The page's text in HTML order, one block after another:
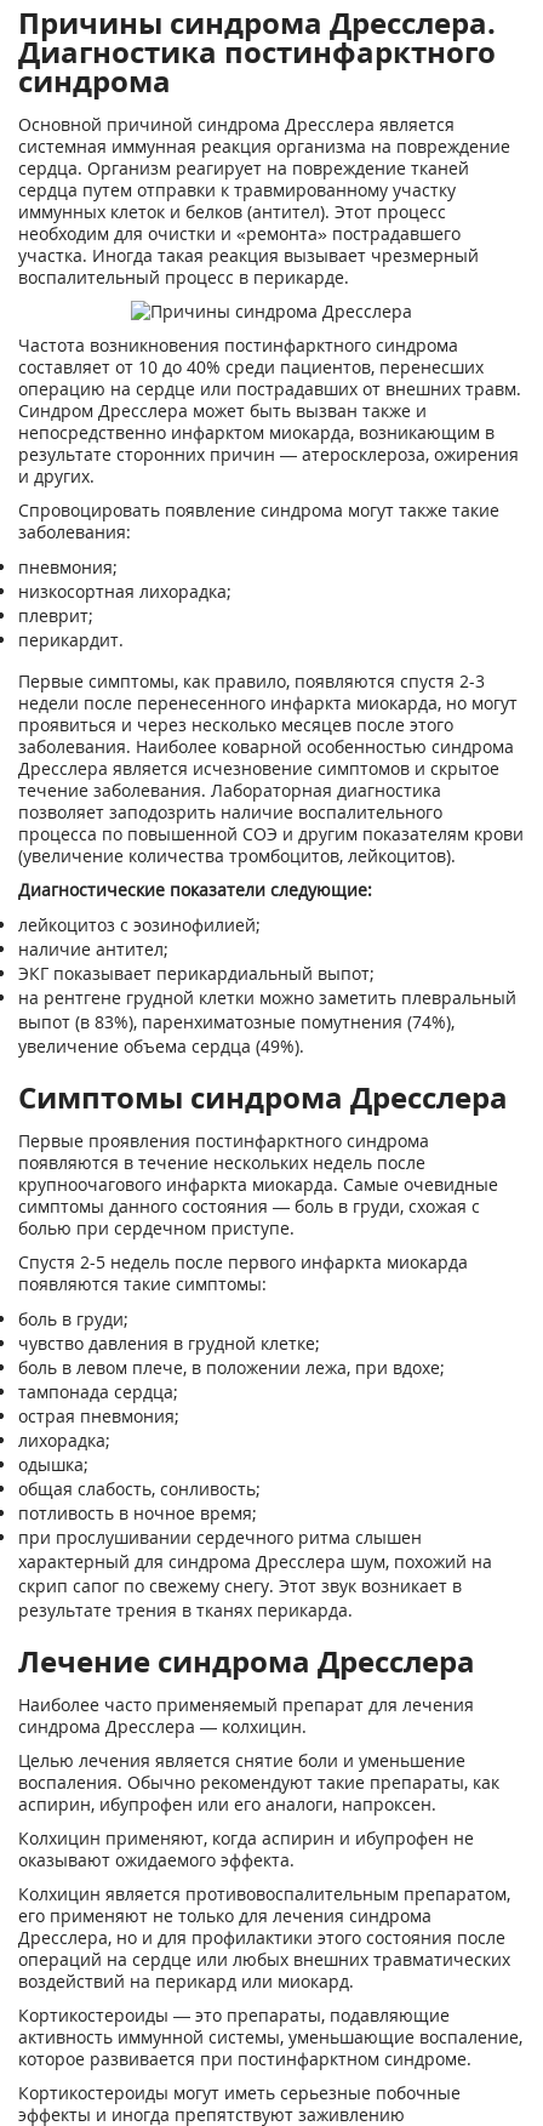
Причины синдрома Дресслера.
Диагностика постинфарктного
синдрома
Основной причиной синдрома Дресслера является
системная иммунная реакция организма на повреждение
сердца. Организм реагирует на повреждение тканей
сердца путем отправки к травмированному участку
иммунных клеток и белков (антител). Этот процесс
необходим для очистки и «ремонта» пострадавшего
участка. Иногда такая реакция вызывает чрезмерный
воспалительный процесс в перикарде.
Частота возникновения постинфарктного синдрома
составляет от 10 до 40% среди пациентов, перенесших
операцию на сердце или пострадавших от внешних травм.
Синдром Дресслера может быть вызван также и
непосредственно инфарктом миокарда, возникающим в
результате сторонних причин — атеросклероза, ожирения
и других.
Спровоцировать появление синдрома могут также такие
заболевания:
пневмония;
низкосортная лихорадка;
плеврит;
перикардит.
Первые симптомы, как правило, появляются спустя 2-3
недели после перенесенного инфаркта миокарда, но могут
проявиться и через несколько месяцев после этого
заболевания. Наиболее коварной особенностью синдрома
Дресслера является исчезновение симптомов и скрытое
течение заболевания. Лабораторная диагностика
позволяет заподозрить наличие воспалительного
процесса по повышенной СОЭ и другим показателям крови
(увеличение количества тромбоцитов, лейкоцитов).
Диагностические показатели следующие:
лейкоцитоз с эозинофилией;
наличие антител;
ЭКГ показывает перикардиальный выпот;
на рентгене грудной клетки можно заметить плевральный
выпот (в 83%), паренхиматозные помутнения (74%),
увеличение объема сердца (49%).
Симптомы синдрома Дресслера
Первые проявления постинфарктного синдрома
появляются в течение нескольких недель после
крупноочагового инфаркта миокарда. Самые очевидные
симптомы данного состояния — боль в груди, схожая с
болью при сердечном приступе.
Спустя 2-5 недель после первого инфаркта миокарда
появляются такие симптомы:
боль в груди;
чувство давления в грудной клетке;
боль в левом плече, в положении лежа, при вдохе;
тампонада сердца;
острая пневмония;
лихорадка;
одышка;
общая слабость, сонливость;
потливость в ночное время;
при прослушивании сердечного ритма слышен
характерный для синдрома Дресслера шум, похожий на
скрип сапог по свежему снегу. Этот звук возникает в
результате трения в тканях перикарда.
Лечение синдрома Дресслера
Наиболее часто применяемый препарат для лечения
синдрома Дресслера — колхицин.
Целью лечения является снятие боли и уменьшение
воспаления. Обычно рекомендуют такие препараты, как
аспирин, ибупрофен или его аналоги, напроксен.
Колхицин применяют, когда аспирин и ибупрофен не
оказывают ожидаемого эффекта.
Колхицин является противовоспалительным препаратом,
его применяют не только для лечения синдрома
Дресслера, но и для профилактики этого состояния после
операций на сердце или любых внешних травматических
воздействий на перикард или миокард.
Кортикостероиды — это препараты, подавляющие
активность иммунной системы, уменьшающие воспаление,
которое развивается при постинфарктном синдроме.
Кортикостероиды могут иметь серьезные побочные
эффекты и иногда препятствуют заживлению